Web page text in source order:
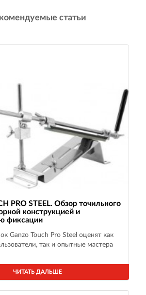
статьи
PRO STEEL. Обзор точильного
конструкцией и
фиксации
Ganzo Touch Pro Steel оценят как
так и опытные мастера
ЧИТАТЬ ДАЛЬШЕ